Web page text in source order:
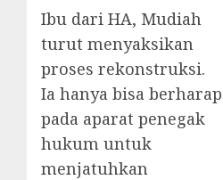
Ibu dari HA, Mudiah
turut menyaksikan
proses rekonstruksi.
Ia hanya bisa berharap
pada aparat penegak
hukum untuk
menjatuhkan